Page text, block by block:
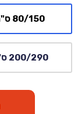
80/150 ס"מ - XS
200/290 ס"מ - XL